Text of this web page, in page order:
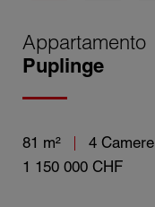
Appartamento
Puplinge
81 m² 4 Camere
1 150 000 CHF